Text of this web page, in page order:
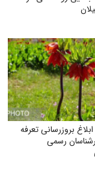
بروز‌رسانی تعرفه
رسمی